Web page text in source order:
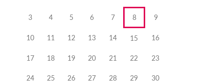
3 4 5 6 7 8 9
10 11 12 13 14 15 16
17 18 19 20 21 22 23
24 25 26 27 28 29 30